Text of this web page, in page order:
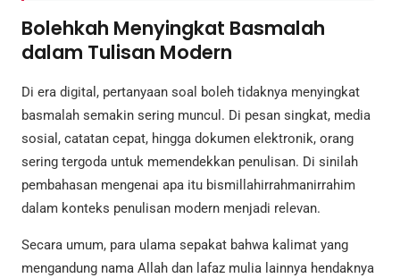
Bolehkah Menyingkat Basmalah
dalam Tulisan Modern
Di era digital, pertanyaan soal boleh tidaknya menyingkat
basmalah semakin sering muncul. Di pesan singkat, media
sosial, catatan cepat, hingga dokumen elektronik, orang
sering tergoda untuk memendekkan penulisan. Di sinilah
pembahasan mengenai apa itu bismillahirrahmanirrahim
dalam konteks penulisan modern menjadi relevan.
Secara umum, para ulama sepakat bahwa kalimat yang
mengandung nama Allah dan lafaz mulia lainnya hendaknya